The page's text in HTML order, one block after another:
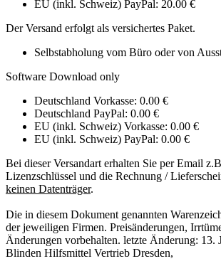
EU (inkl. Schweiz) PayPal: 20.00 €
Der Versand erfolgt als versichertes Paket.
Selbstabholung vom Büro oder von
Software Download only
Deutschland Vorkasse: 0.00 €
Deutschland PayPal: 0.00 €
EU (inkl. Schweiz) Vorkasse: 0.00 €
EU (inkl. Schweiz) PayPal: 0.00 €
Bei dieser Versandart erhalten Sie per Email
Lizenzschlüssel und die Rechnung /
keinen Datenträger.
Die in diesem Dokument genannten
der jeweiligen Firmen. Preisänderungen,
Änderungen vorbehalten. letzte Änderung:
Blinden Hilfsmittel Vertrieb Dresden,